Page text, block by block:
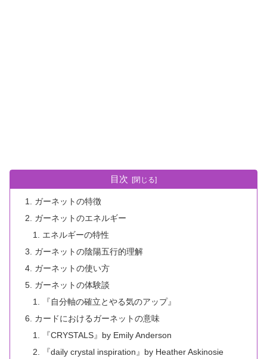
目次
ガーネットの特徴
ガーネットのエネルギー
エネルギーの特性
ガーネットの陰陽五行的理解
ガーネットの使い方
ガーネットの体験談
『自分軸の確立とやる気のアップ』
カードにおけるガーネットの意味
『CRYSTALS』by Emily Anderson
『daily crystal inspiration』by Heather Askinosie